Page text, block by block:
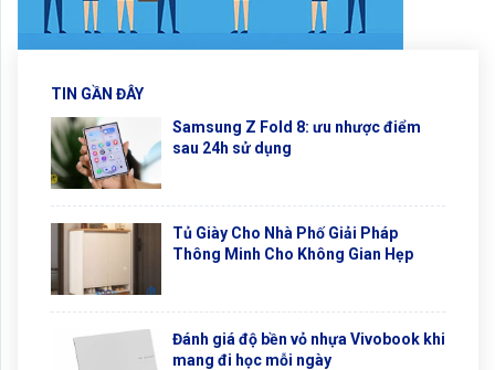
TIN GẦN ĐÂY
Samsung Z Fold 8: ưu nhược điểm
sau 24h sử dụng
Tủ Giày Cho Nhà Phố Giải Pháp
Thông Minh Cho Không Gian Hẹp
Đánh giá độ bền vỏ nhựa Vivobook khi
mang đi học mỗi ngày